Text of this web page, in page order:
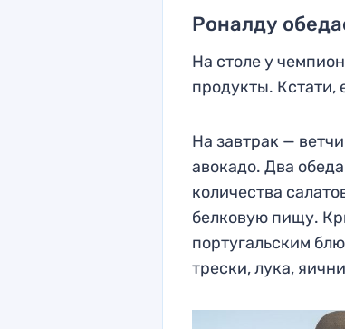
Роналду
На столе у
продукты. Кстати,
На завтрак —
авокадо. Два
количества
белковую пищу.
португальским
трески, лука,